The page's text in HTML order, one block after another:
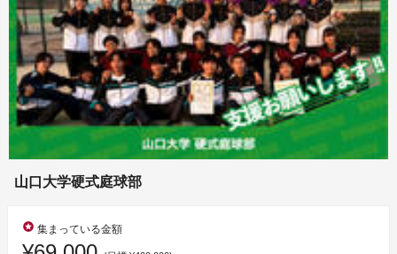
山口大学硬式庭球部
stars 集まっている金額